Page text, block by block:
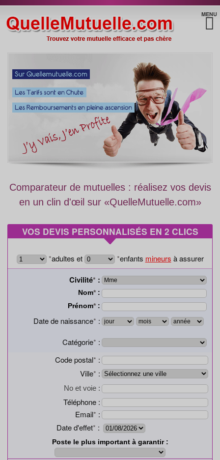
MENU
Mutuelles Partenaires
Mutuelle SMAM
Assurance COVEA RISKS
Assurances VIVENS
Assurance SWISSLIFE
France Mutuelle
Assurances ASAF
Exemples de Remboursements
Nos Mutuelles
Mutuelle Senior
Mutuelle Hospitalisation
Mutuelle maternité
Mutuelle Orthodontie
Mutuelle Optique
Comparateur de mutuelles : réalisez vos devis
en un clin d'œil sur «QuelleMutuelle.com»
VOS DEVIS PERSONNALISÉS EN 2 CLICS
*adultes et *enfants mineurs à assurer
Civilité* :
Nom*:
Prénom*:
Date de naissance* :
Catégorie* :
Code postal* :
Ville* :
No et voie :
Téléphone :
Email* :
Date d'effet* :
Poste le plus important à garantir :